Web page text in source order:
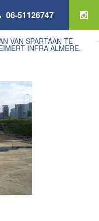
06-51126747
VAN SPARTAAN TE
INFRA ALMERE.